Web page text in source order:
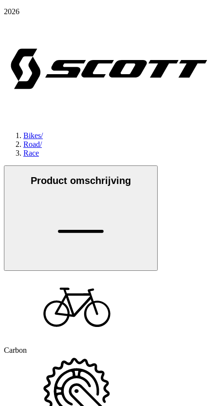
2026
Bikes/
Road/
Race
Product omschrijving
Carbon